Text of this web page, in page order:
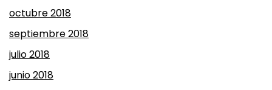
octubre 2018
septiembre 2018
julio 2018
junio 2018